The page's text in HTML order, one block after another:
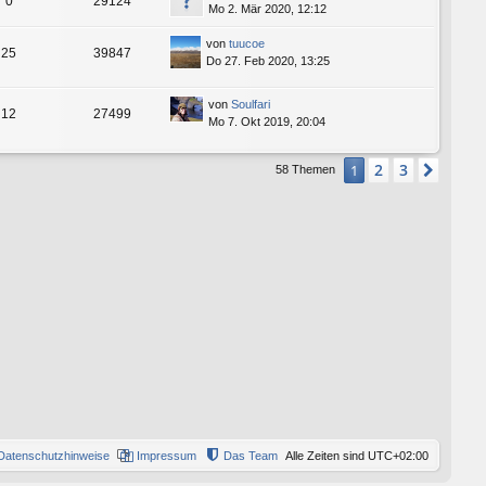
Mo 2. Mär 2020, 12:12
25 39847
von tuucoe
Do 27. Feb 2020, 13:25
12 27499
von Soulfari
Mo 7. Okt 2019, 20:04
58 Themen 1 2 3
Alle Zeiten sind UTC+02:00
Das Team
Impressum
Datenschutzhinweise